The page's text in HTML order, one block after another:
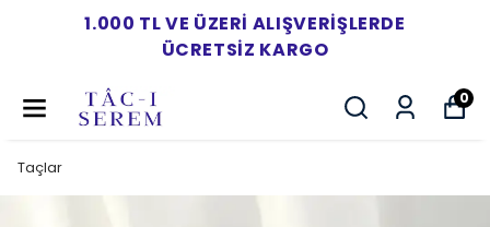
1.000 TL VE ÜZERI ALIŞVERIŞLERDE
ÜCRETSIZ KARGO
0
Taçlar